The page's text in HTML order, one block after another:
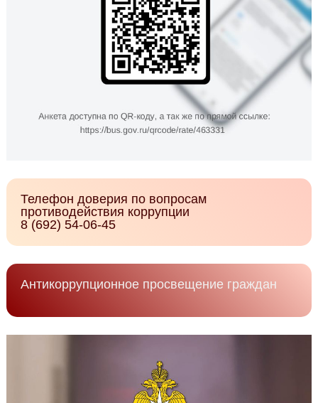
Телефон доверия по вопросам
противодействия коррупции
8 (692) 54-06-45
Антикоррупционное просвещение граждан